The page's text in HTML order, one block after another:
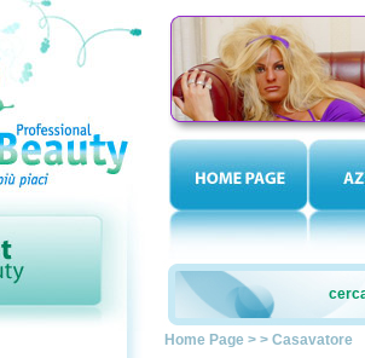
Home Page > > Casavatore